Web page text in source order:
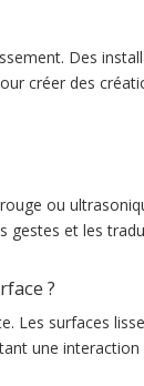
Des
créer des
ou
et les
?
Les surfaces
une interaction